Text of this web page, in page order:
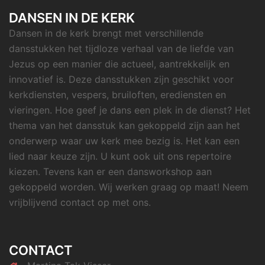
DANSEN IN DE KERK
Dansen in de kerk brengt met verschillende
dansstukken het tijdloze verhaal van de liefde van
Jezus op een manier die actueel, aantrekkelijk en
innovatief is. Deze dansstukken zijn geschikt voor
kerkdiensten, vespers, bruiloften, erediensten en
vieringen. Hoe geef je dans een plek in de dienst? Het
thema van het dansstuk kan gekoppeld zijn aan het
onderwerp waar uw kerk mee bezig is. Het kan een
lied naar keuze zijn. U kunt ook uit ons repertoire
kiezen. Tevens kan er een dansworkshop aan
gekoppeld worden. Wij werken graag op maat! Neem
vrijblijvend contact op met ons.
CONTACT